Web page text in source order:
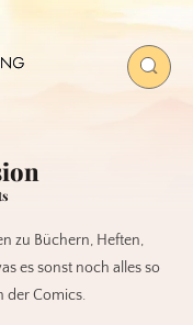
zu Büchern, Heften,
es sonst noch alles so
der Comics.